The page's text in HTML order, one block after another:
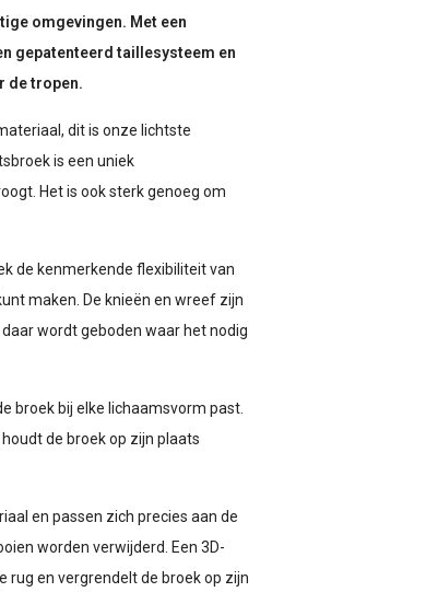
omgevingen. Met een
gepatenteerd taillesysteem en
de tropen.
dit is onze lichtste
is een uniek
Het is ook sterk genoeg om
de kenmerkende flexibiliteit van
maken. De knieën en wreef zijn
wordt geboden waar het nodig
broek bij elke lichaamsvorm past.
de broek op zijn plaats
en passen zich precies aan de
worden verwijderd. Een 3D-
rug en vergrendelt de broek op zijn